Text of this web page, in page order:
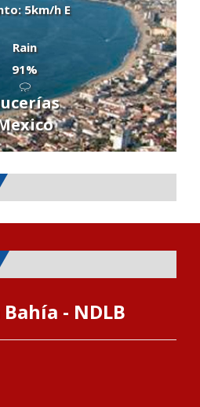
5km/h E
Rain
91%
- NDLB